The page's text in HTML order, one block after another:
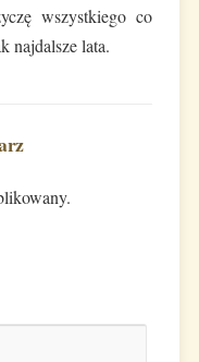
wszystkiego co
najdalsze lata.